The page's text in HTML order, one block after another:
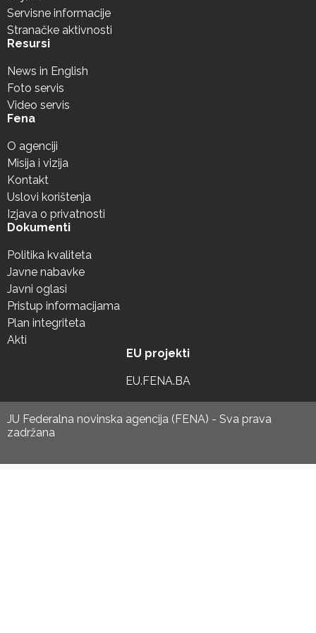
Servisne informacije
Stranačke aktivnosti
Resursi
News in English
Foto servis
Video servis
Fena
O agenciji
Misija i vizija
Kontakt
Uslovi korištenja
Izjava o privatnosti
Dokumenti
Politika kvaliteta
Javne nabavke
Javni oglasi
Pristup informacijama
Plan integriteta
Akti
EU projekti
EU.FENA.BA
JU Federalna novinska agencija (FENA) - Sva prava
zadržana